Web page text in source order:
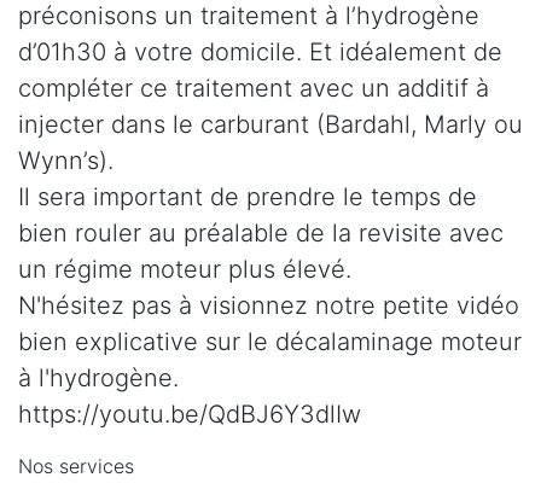
préconisons un traitement à l’hydrogène
d’01h30 à votre domicile. Et idéalement de
compléter ce traitement avec un additif à
injecter dans le carburant (Bardahl, Marly ou
Wynn’s).
Il sera important de prendre le temps de
bien rouler au préalable de la revisite avec
un régime moteur plus élevé.
N'hésitez pas à visionnez notre petite vidéo
bien explicative sur le décalaminage moteur
à l'hydrogène.
https://youtu.be/QdBJ6Y3dlIw
Nos services